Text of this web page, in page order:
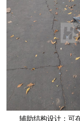
辅助结构设计：可